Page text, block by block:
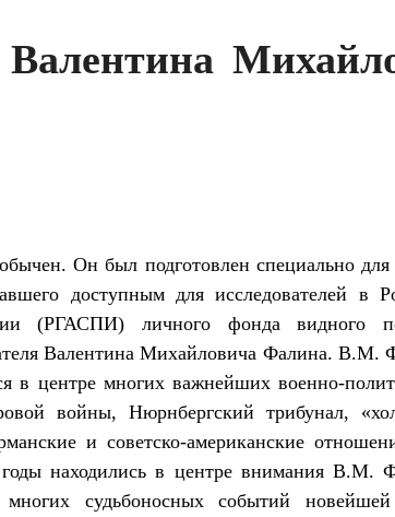
Он был подготовлен специально для
доступным для исследователей в
(РГАСПИ) личного фонда видного
Валентина Михайловича Фалина.
в центре многих важнейших военно-
войны, Нюрнбергский трибунал,
и советско-американские
годы находились в центре внимания
многих судьбоносных событий